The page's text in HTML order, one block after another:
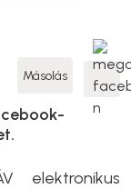
Másolás
elektronikus